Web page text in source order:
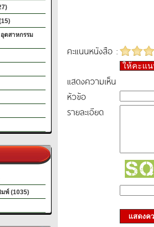
ตสาหกรรม
พ์ (1035)
คะแนนหนังสือ :
ให้คะแ
แสดงความเห็น
หัวข้อ
รายละเอียด
แสดงค